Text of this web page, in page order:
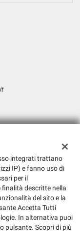
integrati trattano
IP) e fanno uso di
per il
descritte nella
del sito e la
Accetta Tutti
In alternativa puoi
pulsante. Scopri di più